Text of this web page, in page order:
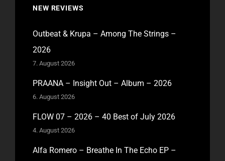
NEW REVIEWS
Outbeat & Krupa – Among The Strings –
2026
7. August 2026
PRAANA – Insight Out – Album – 2026
6. August 2026
FLOW 07 – 2026 – 40 Best of July 2026
4. August 2026
Alfa Romero – Breathe In The Echo EP –